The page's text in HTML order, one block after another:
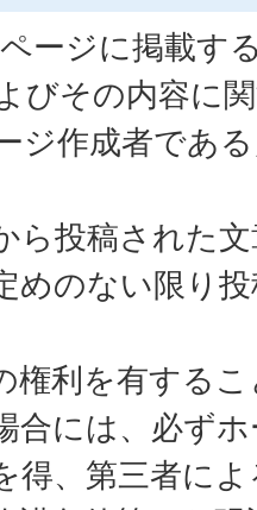
ージに掲載す
びその内容に
ジ作成者であ
ら投稿された
めのない限り
権利を有する
合には、必ず
得、第三者に